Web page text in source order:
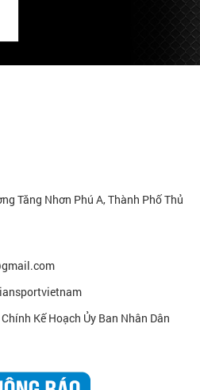
Tăng Nhơn Phú A, Thành Phố Thủ
Kế Hoạch Ủy Ban Nhân Dân